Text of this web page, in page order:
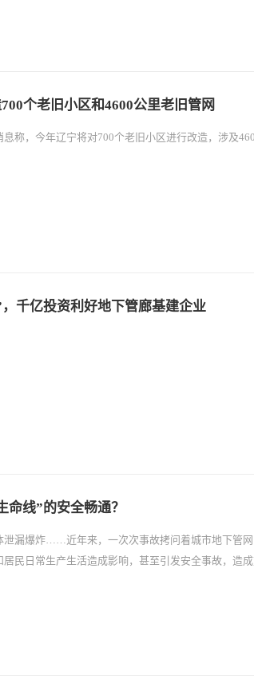
个老旧小区和4600公里老旧管网
称，今年辽宁将对700个老旧小区进行改造，涉及
千亿投资利好地下管廊基建企业
命线”的安全畅通？
泄漏爆炸……近年来，一次次事故拷问着城市地下管
民日常生产生活造成影响，甚至引发安全事故，造